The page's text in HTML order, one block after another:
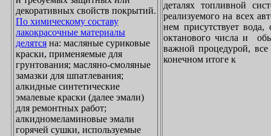
декоративных свойств покрытий.
По химическому составу
лакокрасочные материалы
делятся на: масляные суриковые
краски, применяемые для
грунтования; масляно-смоляные
замазки для шпатлевания;
алкидные синтетические
эмалевые краски (далее эмали)
для ремонтных работ;
алкидномеламиновые эмали
горячей сушки, используемые
деталях топливной
реализуемого на всех
нем присутствует
октанового числа и
важной процедурой, все
конечном итоге к